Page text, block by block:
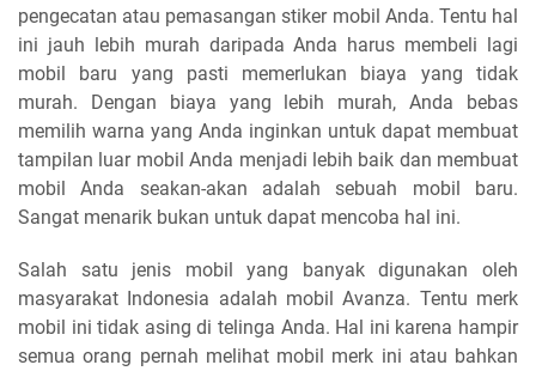
pengecatan atau pemasangan stiker mobil Anda. Tentu hal
ini jauh lebih murah daripada Anda harus membeli lagi
mobil baru yang pasti memerlukan biaya yang tidak
murah. Dengan biaya yang lebih murah, Anda bebas
memilih warna yang Anda inginkan untuk dapat membuat
tampilan luar mobil Anda menjadi lebih baik dan membuat
mobil Anda seakan-akan adalah sebuah mobil baru.
Sangat menarik bukan untuk dapat mencoba hal ini.
Salah satu jenis mobil yang banyak digunakan oleh
masyarakat Indonesia adalah mobil Avanza. Tentu merk
mobil ini tidak asing di telinga Anda. Hal ini karena hampir
semua orang pernah melihat mobil merk ini atau bahkan